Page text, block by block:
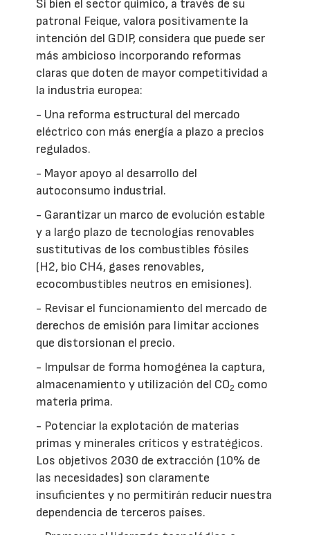
Si bien el sector químico, a través de su
patronal Feique, valora positivamente la
intención del GDIP, considera que puede ser
más ambicioso incorporando reformas
claras que doten de mayor competitividad a
la industria europea:
- Una reforma estructural del mercado
eléctrico con más energía a plazo a precios
regulados.
- Mayor apoyo al desarrollo del
autoconsumo industrial.
- Garantizar un marco de evolución estable
y a largo plazo de tecnologías renovables
sustitutivas de los combustibles fósiles
(H2, bio CH4, gases renovables,
ecocombustibles neutros en emisiones).
- Revisar el funcionamiento del mercado de
derechos de emisión para limitar acciones
que distorsionan el precio.
- Impulsar de forma homogénea la captura,
almacenamiento y utilización del CO2 como
materia prima.
- Potenciar la explotación de materias
primas y minerales críticos y estratégicos.
Los objetivos 2030 de extracción (10% de
las necesidades) son claramente
insuficientes y no permitirán reducir nuestra
dependencia de terceros países.